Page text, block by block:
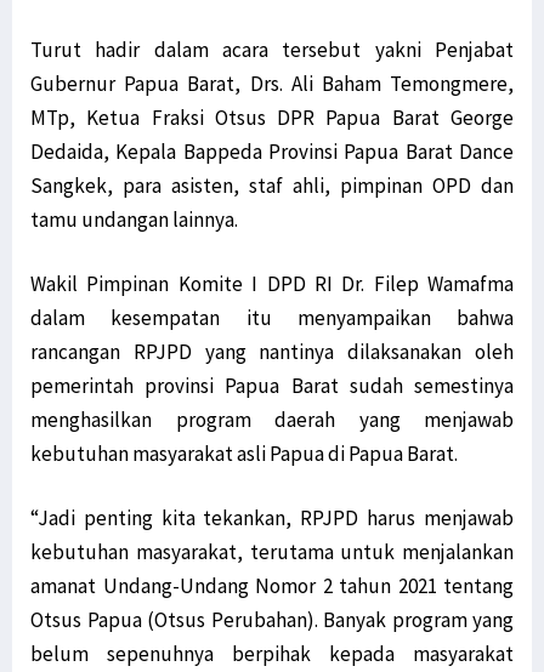
Turut hadir dalam acara tersebut yakni Penjabat
Gubernur Papua Barat, Drs. Ali Baham Temongmere,
MTp, Ketua Fraksi Otsus DPR Papua Barat George
Dedaida, Kepala Bappeda Provinsi Papua Barat Dance
Sangkek, para asisten, staf ahli, pimpinan OPD dan
tamu undangan lainnya.
Wakil Pimpinan Komite I DPD RI Dr. Filep Wamafma
dalam kesempatan itu menyampaikan bahwa
rancangan RPJPD yang nantinya dilaksanakan oleh
pemerintah provinsi Papua Barat sudah semestinya
menghasilkan program daerah yang menjawab
kebutuhan masyarakat asli Papua di Papua Barat.
“Jadi penting kita tekankan, RPJPD harus menjawab
kebutuhan masyarakat, terutama untuk menjalankan
amanat Undang-Undang Nomor 2 tahun 2021 tentang
Otsus Papua (Otsus Perubahan). Banyak program yang
belum sepenuhnya berpihak kepada masyarakat